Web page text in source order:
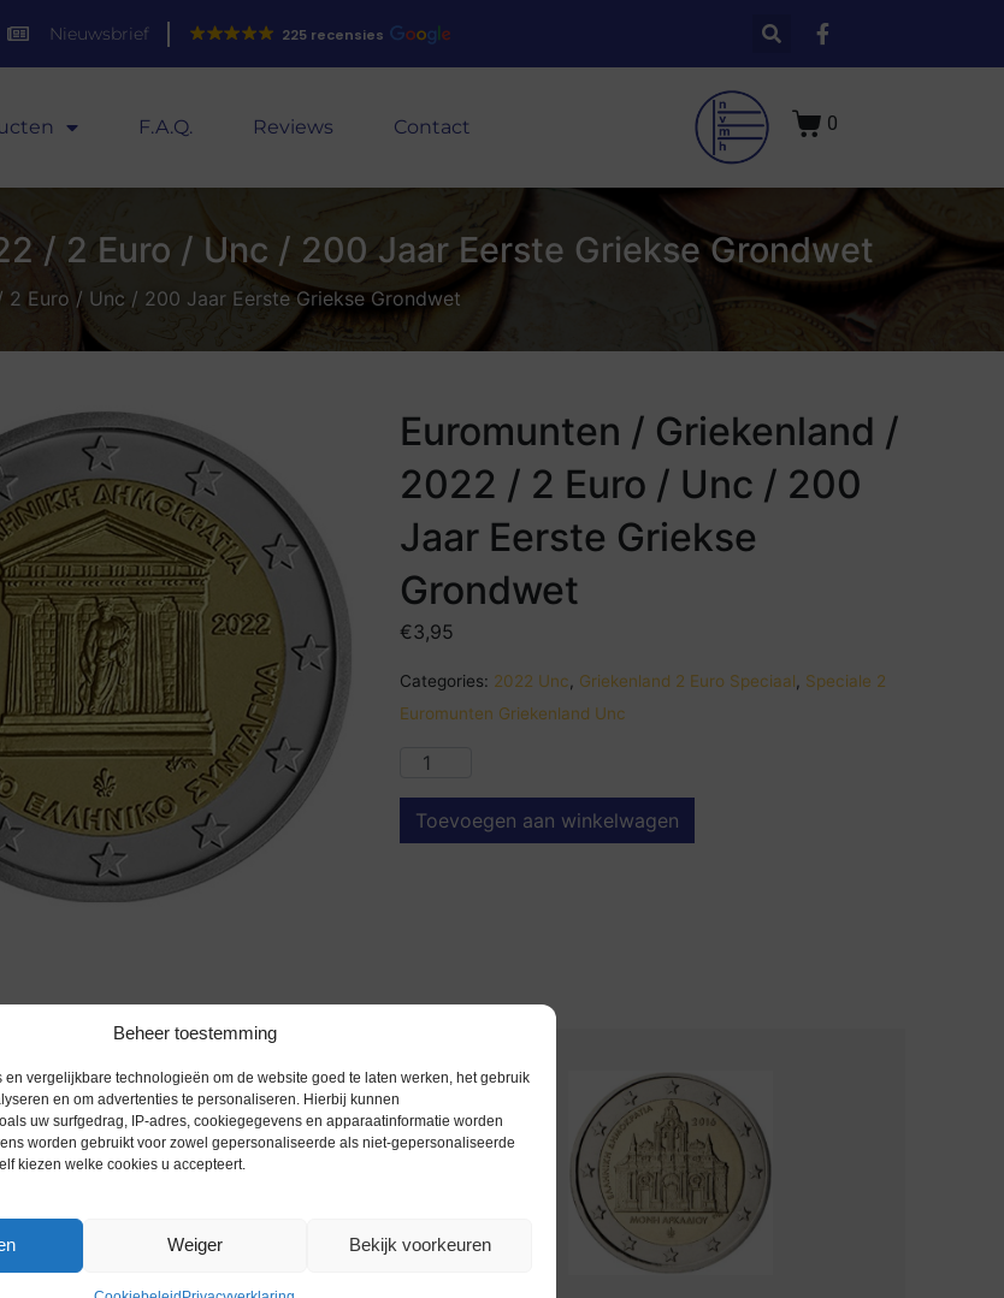
Beheer toestemming
en vergelijkbare technologieën om de website goed te laten werken, het gebruik
en om advertenties te personaliseren. Hierbij kunnen
uw surfgedrag, IP-adres, cookiegegevens en apparaatinformatie worden
worden gebruikt voor zowel gepersonaliseerde als niet-gepersonaliseerde
kiezen welke cookies u accepteert.
Weiger Bekijk voorkeuren
Nieuwsbrief 225 recensies
F.A.Q. Reviews Contact 0
/ 2 Euro / Unc / 200 Jaar Eerste Griekse Grondwet
Euro / Unc / 200 Jaar Eerste Griekse Grondwet
Euromunten / Griekenland /
2022 / 2 Euro / Unc / 200
Jaar Eerste Griekse
Grondwet
€3,95
Categories: 2022 Unc Griekenland 2 Euro Speciaal
Speciale 2
Euromunten Griekenland Unc
Toevoegen aan winkelwagen